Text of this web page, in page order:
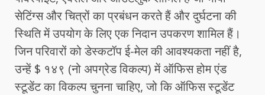
सेटिंग्स और चित्रों का प्रबंधन करते हैं और दुर्घटना की
स्थिति में उपयोग के लिए एक निदान उपकरण शामिल हैं।
जिन परिवारों को डेस्कटॉप ई-मेल की आवश्यकता नहीं है,
उन्हें $ १४९ (नो अपग्रेड विकल्प) में ऑफिस होम एंड
स्टूडेंट का विकल्प चुनना चाहिए, जो कि ऑफिस स्टूडेंट